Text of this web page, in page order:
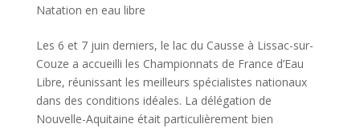
Natation en eau libre
Les 6 et 7 juin derniers, le lac du Causse à Lissac-sur-
Couze a accueilli les Championnats de France d’Eau
Libre, réunissant les meilleurs spécialistes nationaux
dans des conditions idéales. La délégation de
Nouvelle-Aquitaine était particulièrement bien